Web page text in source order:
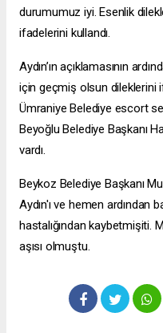
durumumuz iyi. Esenlik
ifadelerini kullandı.
Aydın’ın açıklamasının
için geçmiş olsun dileklerini
Ümraniye Belediye escort
Beyoğlu Belediye Başkanı
vardı.
Beykoz Belediye Başkanı
Aydın'ı ve hemen ardından
hastalığından kaybetmişiti.
aşısı olmuştu.